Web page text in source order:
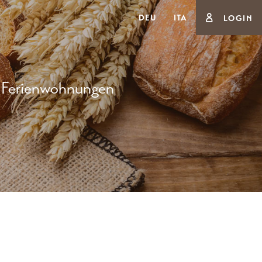
DEU ITA LOGIN
Ferienwohnungen